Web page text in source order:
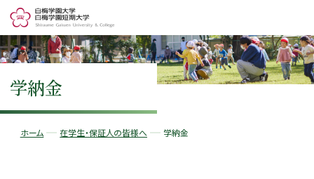
学納金
ホーム 在学生・保証人の皆様へ 学納金